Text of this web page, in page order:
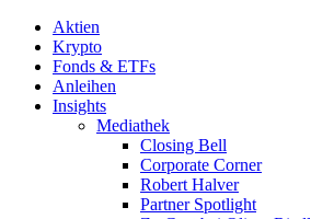
Aktien
Krypto
Fonds & ETFs
Anleihen
Insights
Mediathek
Closing Bell
Corporate Corner
Robert Halver
Partner Spotlight